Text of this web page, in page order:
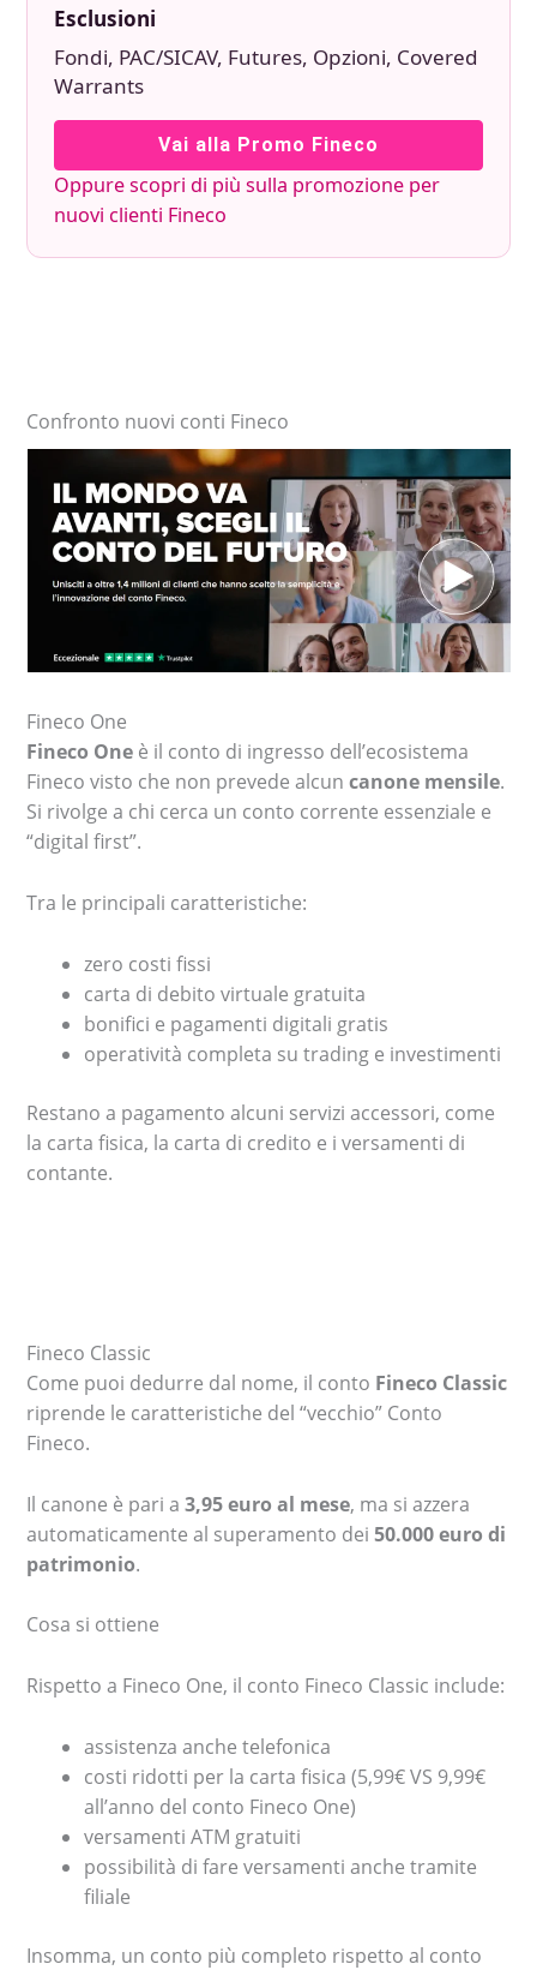
Esclusioni
Fondi, PAC/SICAV, Futures, Opzioni, Covered
Warrants
Vai alla Promo Fineco
Oppure scopri di più sulla promozione per
nuovi clienti Fineco
Confronto nuovi conti Fineco
Fineco One
Fineco One è il conto di ingresso dell’ecosistema
Fineco visto che non prevede alcuncanone mensile.
Si rivolge a chi cerca un conto corrente essenziale e
“digital first”.
Tra le principali caratteristiche:
zero costi fissi
carta di debito virtuale gratuita
bonifici e pagamenti digitali gratis
operatività completa su trading e investimenti
Restano a pagamento alcuni servizi accessori, come
la carta fisica, la carta di credito e i versamenti di
contante.
Fineco Classic
Come puoi dedurre dal nome, il conto Fineco Classic
riprende le caratteristiche del “vecchio” Conto
Fineco.
Il canone è pari a3,95 euro al mese, ma si azzera
automaticamente al superamento dei50.000 euro di
patrimonio.
Cosa si ottiene
Rispetto a Fineco One, il conto Fineco Classic include:
assistenza anche telefonica
costi ridotti per la carta fisica (5,99€ VS 9,99€
all’anno del conto Fineco One)
versamenti ATM gratuiti
possibilità di fare versamenti anche tramite
filiale
Insomma, un conto più completo rispetto al conto